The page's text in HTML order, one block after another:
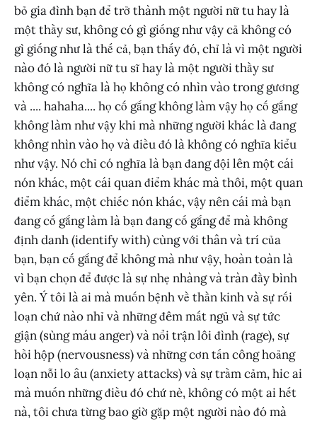
bỏ gia đình bạn để trở thành một người nữ tu hay là
một thầy sư, không có gì giống như vậy cả không có
gì giống như là thế cả, bạn thấy đó, chỉ là vì một người
nào đó là người nữ tu sĩ hay là một người thầy sư
không có nghĩa là họ không có nhìn vào trong gương
và .... hahaha.... họ cố gắng không làm vậy họ cố gắng
không làm như vậy khi mà những người khác là đang
không nhìn vào họ và điều đó là không có nghĩa kiểu
như vậy. Nó chỉ có nghĩa là bạn đang đội lên một cái
nón khác, một cái quan điểm khác mà thôi, một quan
điểm khác, một chiếc nón khác, vậy nên cái mà bạn
đang cố gắng làm là bạn đang cố gắng để mà không
định danh (identify with) cùng với thân và trí của
bạn, bạn cố gắng để không mà như vậy, hoàn toàn là
vì bạn chọn để được là sự nhẹ nhàng và tràn đầy bình
yên. Ý tôi là ai mà muốn bệnh về thần kinh và sự rối
loạn chứ nào nhỉ và những đêm mất ngủ và sự tức
giận (sùng máu anger) và nổi trận lôi đình (rage), sự
hồi hộp (nervousness) và những cơn tấn công hoảng
loạn nỗi lo âu (anxiety attacks) và sự trầm cảm, hic ai
mà muốn những điều đó chứ nè, không có một ai hết
nà, tôi chưa từng bao giờ gặp một người nào đó mà